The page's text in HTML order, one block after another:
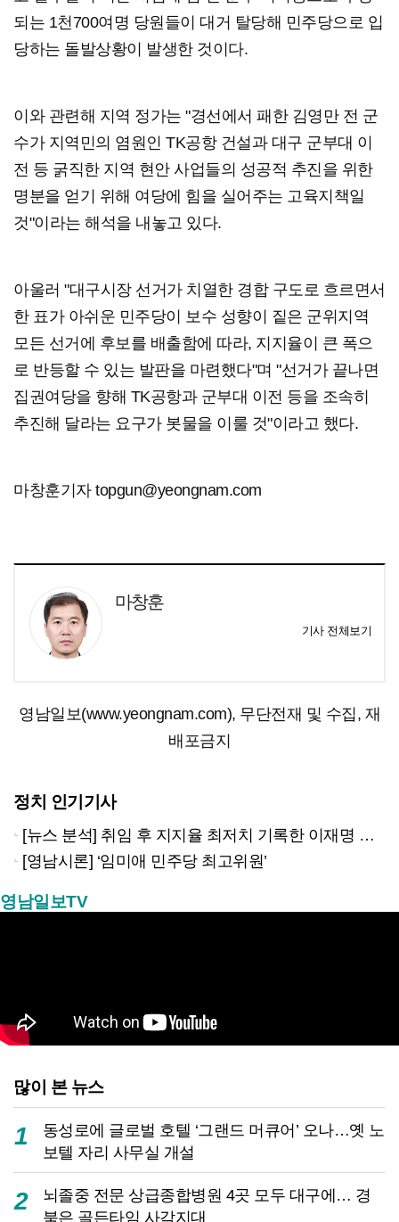
되는 1천700여명 당원들이 대거 탈당해 민주당으로 입
당하는 돌발상황이 발생한 것이다.
이와 관련해 지역 정가는 "경선에서 패한 김영만 전 군
수가 지역민의 염원인 TK공항 건설과 대구 군부대 이
전 등 굵직한 지역 현안 사업들의 성공적 추진을 위한
명분을 얻기 위해 여당에 힘을 실어주는 고육지책일
것"이라는 해석을 내놓고 있다.
아울러 "대구시장 선거가 치열한 경합 구도로 흐르면서
한 표가 아쉬운 민주당이 보수 성향이 짙은 군위지역
모든 선거에 후보를 배출함에 따라, 지지율이 큰 폭으
로 반등할 수 있는 발판을 마련했다"며 "선거가 끝나면
집권여당을 향해 TK공항과 군부대 이전 등을 조속히
추진해 달라는 요구가 봇물을 이룰 것"이라고 했다.
마창훈기자 topgun@yeongnam.com
마창훈
기사 전체보기
영남일보(www.yeongnam.com), 무단전재 및 수집, 재
배포금지
정치 인기기사
[뉴스 분석] 취임 후 지지율 최저치 기록한 이재명 대통령…왜?
[영남시론] ‘임미애 민주당 최고위원’
영남일보TV
많이 본 뉴스
1
동성로에 글로벌 호텔 ‘그랜드 머큐어’ 오나…옛 노
보텔 자리 사무실 개설
2
뇌졸중 전문 상급종합병원 4곳 모두 대구에… 경
북은 골든타임 사각지대